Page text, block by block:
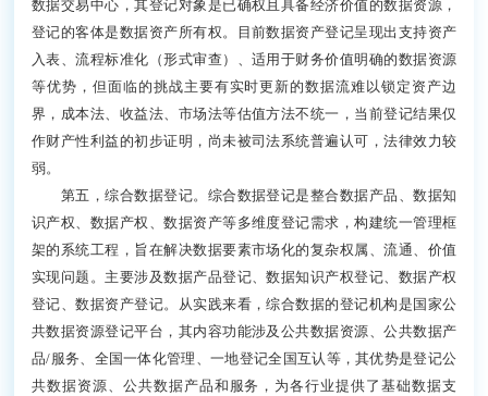
数据交易中心，其登记对象是已确权且具备经济价值的数据资源，
登记的客体是数据资产所有权。目前数据资产登记呈现出支持资产
入表、流程标准化（形式审查）、适用于财务价值明确的数据资源
等优势，但面临的挑战主要有实时更新的数据流难以锁定资产边
界，成本法、收益法、市场法等估值方法不统一，当前登记结果仅
作财产性利益的初步证明，尚未被司法系统普遍认可，法律效力较
弱。
第五，综合数据登记。综合数据登记是整合数据产品、数据知
识产权、数据产权、数据资产等多维度登记需求，构建统一管理框
架的系统工程，旨在解决数据要素市场化的复杂权属、流通、价值
实现问题。主要涉及数据产品登记、数据知识产权登记、数据产权
登记、数据资产登记。从实践来看，综合数据的登记机构是国家公
共数据资源登记平台，其内容功能涉及公共数据资源、公共数据产
品/服务、全国一体化管理、一地登记全国互认等，其优势是登记公
共数据资源、公共数据产品和服务，为各行业提供了基础数据支